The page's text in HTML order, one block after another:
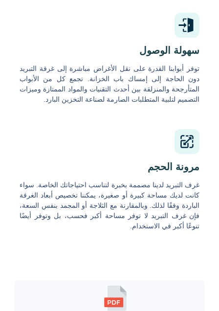
سهولة الوصول
توفر أبوابنا القدرة على نقل الأغراض مباشرة إلى غرفة التبريد
دون الحاجة إلى إمساك باب الخزانة. تجمع كل من الأبواب
المتأرجحة والمنزلقة بين أحدث التقنيات والمواد الممتازة وميزات
التصميم لتلبية المتطلبات الصارمة لصناعة التخزين البارد.
مرونة الحجم
غرف التبريد لدينا مصممة بخبرة لتناسب احتياجاتك الخاصة. سواء
كانت لديك مساحة كبيرة أو صغيرة، يمكننا تخصيص أبعاد الغرفة
الباردة وفقًا لذلك. وبالمقارنة مع الثلاجة أو المجمد بنفس السعة،
فإن غرف التبريد لا توفر مساحة أكبر فحسب، بل وتوفر أيضًا
تنوعًا أكبر في الاستخدام.